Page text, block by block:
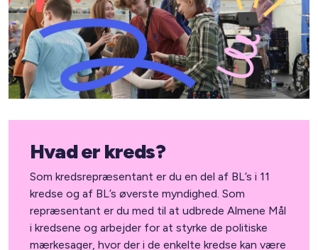
Hvad er kreds?
Som kredsrepræsentant er du en del af BL’s i 11
kredse og af BL’s øverste myndighed. Som
repræsentant er du med til at udbrede Almene Mål
i kredsene og arbejder for at styrke de politiske
mærkesager, hvor der i de enkelte kredse kan være